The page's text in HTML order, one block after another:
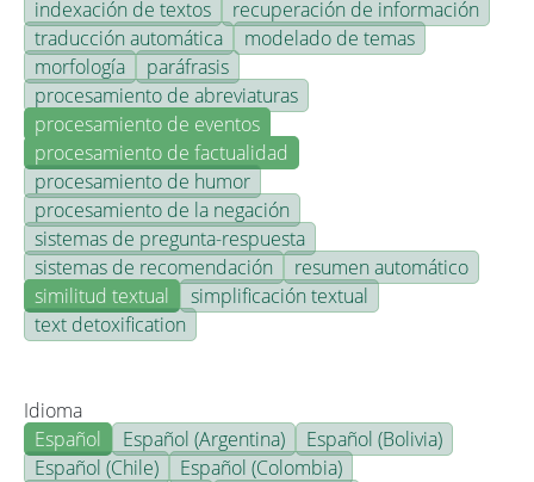
indexación de textos
recuperación de información
traducción automática
modelado de temas
morfología
paráfrasis
procesamiento de abreviaturas
procesamiento de eventos
procesamiento de factualidad
procesamiento de humor
procesamiento de la negación
sistemas de pregunta-respuesta
sistemas de recomendación
resumen automático
similitud textual
simplificación textual
text detoxification
Idioma
Español
Español (Argentina)
Español (Bolivia)
Español (Chile)
Español (Colombia)